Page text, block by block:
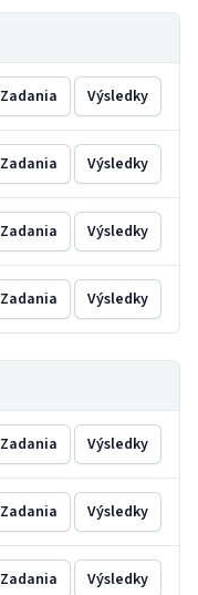
Zadania Výsledky
Zadania Výsledky
Zadania Výsledky
Zadania Výsledky
Zadania Výsledky
Zadania Výsledky
Zadania Výsledky